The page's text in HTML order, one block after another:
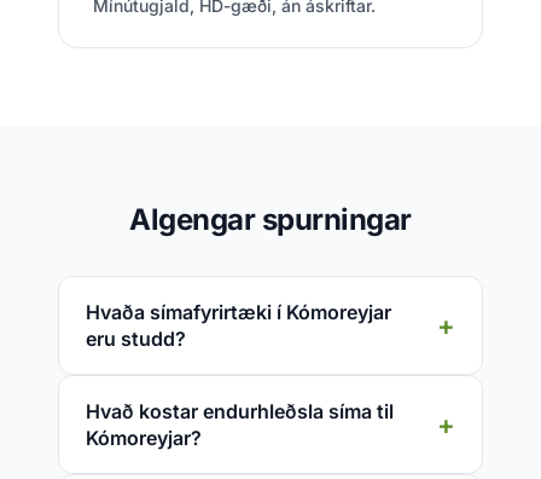
Mínútugjald, HD-gæði, án áskriftar.
Algengar spurningar
Hvaða símafyrirtæki í Kómoreyjar
eru studd?
Hvað kostar endurhleðsla síma til
Kómoreyjar?